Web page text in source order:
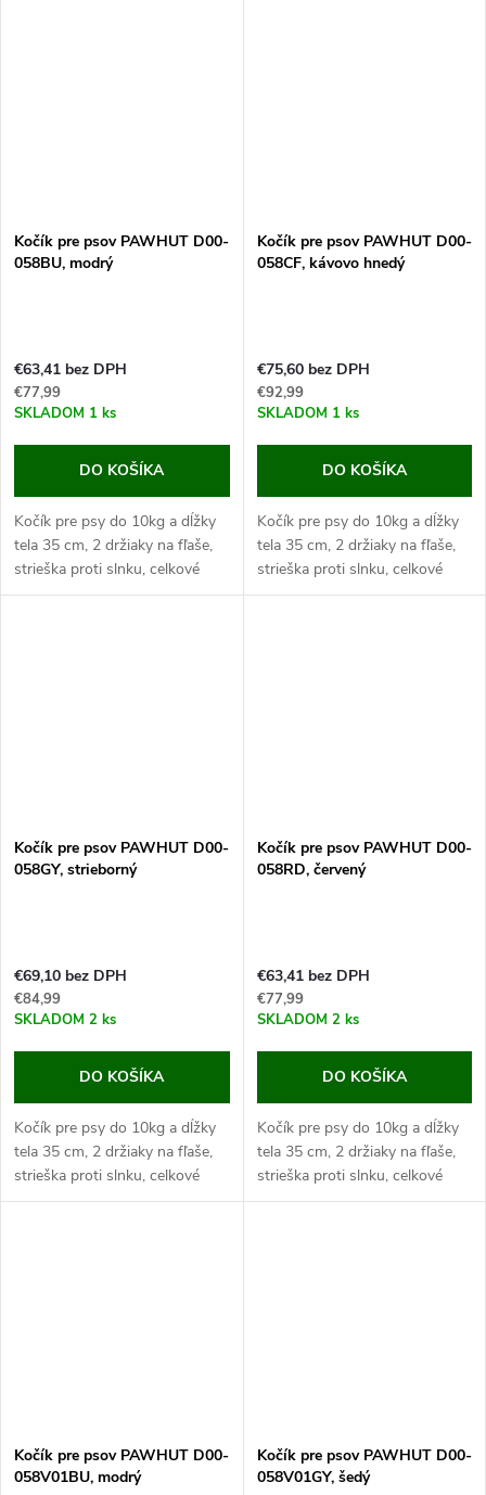
Kočík pre psov PAWHUT D00-
058BU, modrý
€63,41 bez DPH
€77,99
SKLADOM 1 ks
DO KOŠÍKA
Kočík pre psy do 10kg a dĺžky
tela 35 cm, 2 držiaky na fľaše,
strieška proti slnku, celkové
rozmery 75x45x97 cm.
Kočík pre psov PAWHUT D00-
058CF, kávovo hnedý
€75,60 bez DPH
€92,99
SKLADOM 1 ks
DO KOŠÍKA
Kočík pre psy do 10kg a dĺžky
tela 35 cm, 2 držiaky na fľaše,
strieška proti slnku, celkové
rozmery 75x45x97 cm.
Kočík pre psov PAWHUT D00-
058GY, strieborný
€69,10 bez DPH
€84,99
SKLADOM 2 ks
DO KOŠÍKA
Kočík pre psy do 10kg a dĺžky
tela 35 cm, 2 držiaky na fľaše,
strieška proti slnku, celkové
rozmery 75x45x97 cm.
Kočík pre psov PAWHUT D00-
058RD, červený
€63,41 bez DPH
€77,99
SKLADOM 2 ks
DO KOŠÍKA
Kočík pre psy do 10kg a dĺžky
tela 35 cm, 2 držiaky na fľaše,
strieška proti slnku, celkové
rozmery 75x45x97 cm.
Kočík pre psov PAWHUT D00-
058V01BU, modrý
Kočík pre psov PAWHUT D00-
058V01GY, šedý